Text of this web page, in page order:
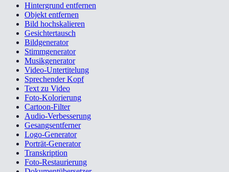
Hintergrund entfernen
Objekt entfernen
Bild hochskalieren
Gesichtertausch
Bildgenerator
Stimmgenerator
Musikgenerator
Video-Untertitelung
Sprechender Kopf
Text zu Video
Foto-Kolorierung
Cartoon-Filter
Audio-Verbesserung
Gesangsentferner
Logo-Generator
Porträt-Generator
Transkription
Foto-Restaurierung